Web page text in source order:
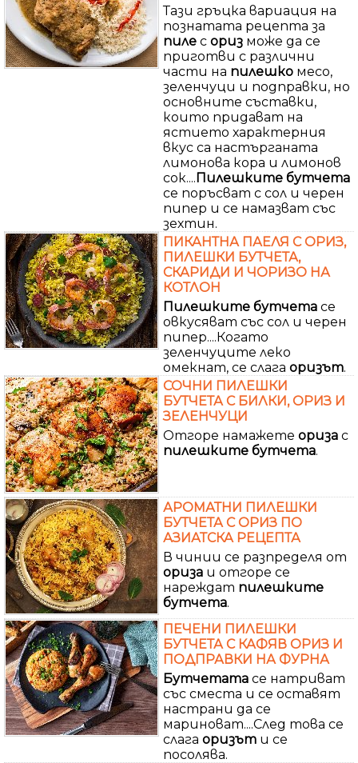
Тази гръцка вариация на
познатата рецепта за
пиле с ориз може да се
приготви с различни
части на пилешко месо,
зеленчуци и подправки, но
основните съставки,
които придават на
ястието характерния
вкус са настърганата
лимонова кора и лимонов
сок....Пилешките бутчета
се поръсват с сол и черен
пипер и се намазват със
зехтин.
ПИКАНТНА ПАЕЛЯ С ОРИЗ,
ПИЛЕШКИ БУТЧЕТА,
СКАРИДИ И ЧОРИЗО НА
КОТЛОН
Пилешките бутчета се
овкусяват със сол и черен
пипер....Когато
зеленчуците леко
омекнат, се слага оризът.
СОЧНИ ПИЛЕШКИ
БУТЧЕТА С БИЛКИ, ОРИЗ И
ЗЕЛЕНЧУЦИ
Отгоре намажете ориза с
пилешките бутчета.
АРОМАТНИ ПИЛЕШКИ
БУТЧЕТА С ОРИЗ ПО
АЗИАТСКА РЕЦЕПТА
В чинии се разпределя от
ориза и отгоре се
нареждат пилешките
бутчета.
ПЕЧЕНИ ПИЛЕШКИ
БУТЧЕТА С КАФЯВ ОРИЗ И
ПОДПРАВКИ НА ФУРНА
Бутчетата се натриват
със сместа и се оставят
настрани да се
мариноват....След това се
слага оризът и се
посолява.